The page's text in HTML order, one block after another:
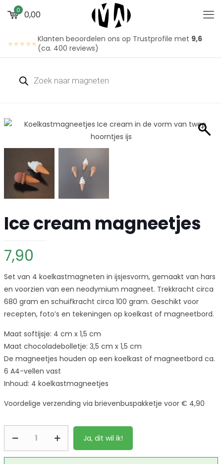
0 0,00
⭐⭐⭐⭐⭐Klanten beoordelen ons op Trustprofile met 9,6
(ca. 400 reviews)
Ice cream magneetjes
7,90
Set van 4 koelkastmagneten in ijsjesvorm, gemaakt van hars
en voorzien van een neodymium magneet. Trekkracht circa
680 gram en schuifkracht circa 100 gram. Geschikt voor
recepten, foto’s en tekeningen op koelkast of magneetbord.
Maat softijsje: 4 cm x 1,5 cm
Maat chocoladebolletje: 3,5 cm x 1,5 cm
De magneetjes houden op een koelkast of magneetbord ca.
6 A4-vellen vast
Inhoud: 4 koelkastmagneetjes
Voordelige verzending via brievenbuspakketje voor € 4,90
Ja, dit wil ik!